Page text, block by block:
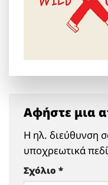
Αφήστε μια
Η ηλ. διεύθυνση
υποχρεωτικά
Σχόλιο *